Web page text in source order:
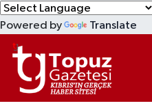
Powered by Translate
KIBRIS
DÜNYA
Lefkoşa Nöbetçi
Lefkoşa Hava Durumu